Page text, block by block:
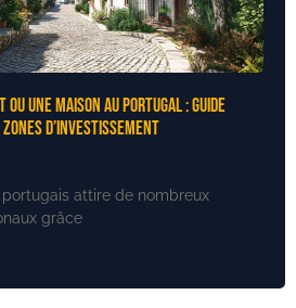
une maison au Portugal : guide
d’investissement
portugais attire de nombreux
grâce